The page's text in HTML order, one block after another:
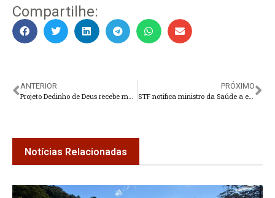
Compartilhe:
ANTERIOR
Projeto Dedinho de Deus recebe mais uma turma
PRÓXIMO
STF notifica ministro da Saúde a explicar fala de que médicos fingem trabalhar
Notícias Relacionadas